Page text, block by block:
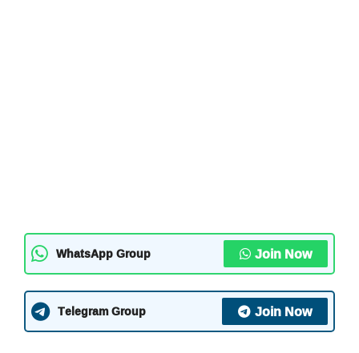
WhatsApp Group Join Now
Telegram Group Join Now